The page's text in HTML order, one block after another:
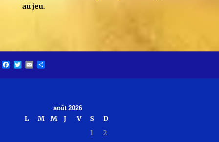
au jeu.
Facebook
Twitter
Email
août 2026
L M M J V S
D
1
2